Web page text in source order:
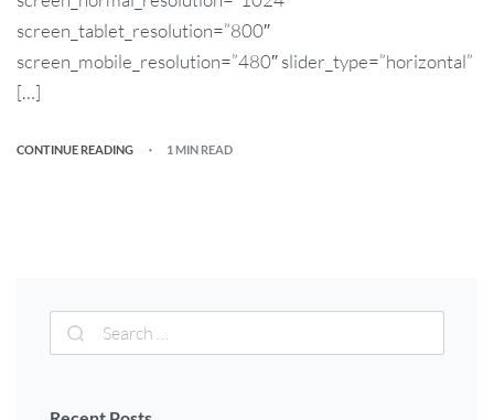
screen_tablet_resolution=”800″
screen_mobile_resolution=”480″ slider_type=”horizontal”
[…]
CONTINUE READING 1 MIN READ